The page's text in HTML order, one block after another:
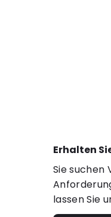
Erhalten
Sie suchen
lassen Sie